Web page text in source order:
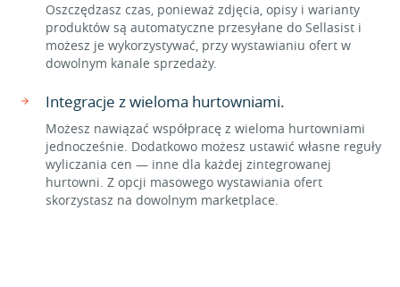
Oszczędzasz czas, ponieważ zdjęcia, opisy i warianty
produktów są automatyczne przesyłane do Sellasist i
możesz je wykorzystywać, przy wystawianiu ofert w
dowolnym kanale sprzedaży.
Integracje z wieloma hurtowniami.
Możesz nawiązać współpracę z wieloma hurtowniami
jednocześnie. Dodatkowo możesz ustawić własne reguły
wyliczania cen — inne dla każdej zintegrowanej
hurtowni. Z opcji masowego wystawiania ofert
skorzystasz na dowolnym marketplace.